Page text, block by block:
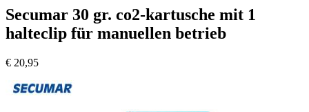
Secumar 30 gr. co2-kartusche mit 1
halteclip für manuellen betrieb
€ 20,95